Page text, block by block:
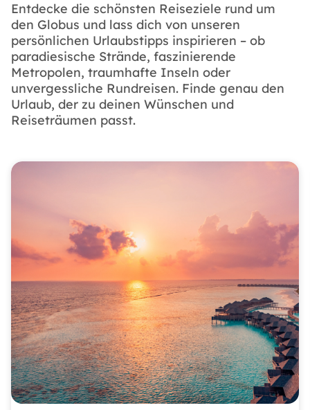
Entdecke die schönsten Reiseziele rund um
den Globus und lass dich von unseren
persönlichen Urlaubstipps inspirieren – ob
paradiesische Strände, faszinierende
Metropolen, traumhafte Inseln oder
unvergessliche Rundreisen. Finde genau den
Urlaub, der zu deinen Wünschen und
Reiseträumen passt.